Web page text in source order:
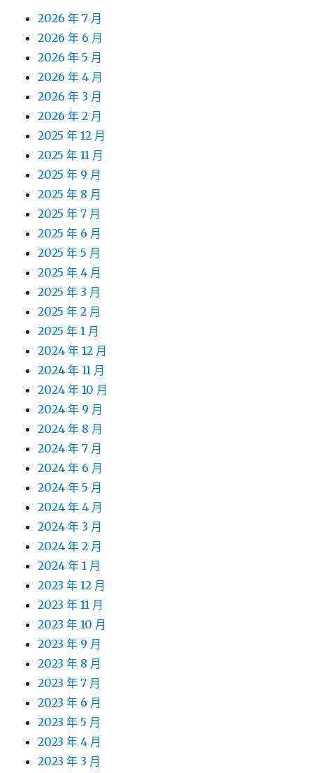
2026 年 7 月
2026 年 6 月
2026 年 5 月
2026 年 4 月
2026 年 3 月
2026 年 2 月
2025 年 12 月
2025 年 11 月
2025 年 9 月
2025 年 8 月
2025 年 7 月
2025 年 6 月
2025 年 5 月
2025 年 4 月
2025 年 3 月
2025 年 2 月
2025 年 1 月
2024 年 12 月
2024 年 11 月
2024 年 10 月
2024 年 9 月
2024 年 8 月
2024 年 7 月
2024 年 6 月
2024 年 5 月
2024 年 4 月
2024 年 3 月
2024 年 2 月
2024 年 1 月
2023 年 12 月
2023 年 11 月
2023 年 10 月
2023 年 9 月
2023 年 8 月
2023 年 7 月
2023 年 6 月
2023 年 5 月
2023 年 4 月
2023 年 3 月